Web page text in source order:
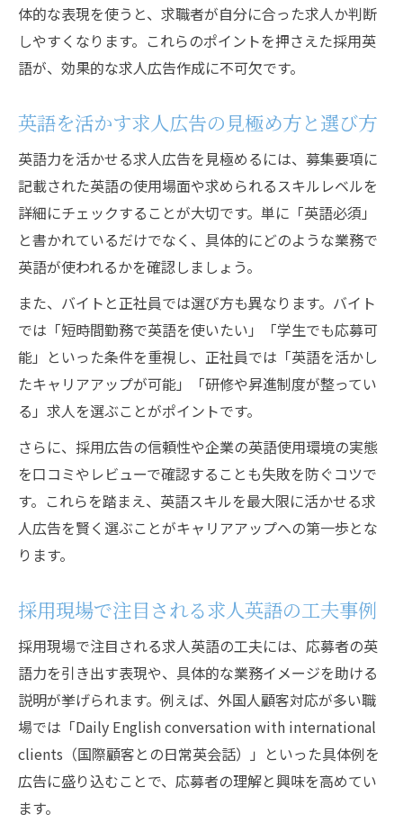
体的な表現を使うと、求職者が自分に合った求人か判断
しやすくなります。これらのポイントを押さえた採用英
語が、効果的な求人広告作成に不可欠です。
英語を活かす求人広告の見極め方と選び方
英語力を活かせる求人広告を見極めるには、募集要項に
記載された英語の使用場面や求められるスキルレベルを
詳細にチェックすることが大切です。単に「英語必須」
と書かれているだけでなく、具体的にどのような業務で
英語が使われるかを確認しましょう。
また、バイトと正社員では選び方も異なります。バイト
では「短時間勤務で英語を使いたい」「学生でも応募可
能」といった条件を重視し、正社員では「英語を活かし
たキャリアアップが可能」「研修や昇進制度が整ってい
る」求人を選ぶことがポイントです。
さらに、採用広告の信頼性や企業の英語使用環境の実態
を口コミやレビューで確認することも失敗を防ぐコツで
す。これらを踏まえ、英語スキルを最大限に活かせる求
人広告を賢く選ぶことがキャリアアップへの第一歩とな
ります。
採用現場で注目される求人英語の工夫事例
採用現場で注目される求人英語の工夫には、応募者の英
語力を引き出す表現や、具体的な業務イメージを助ける
説明が挙げられます。例えば、外国人顧客対応が多い職
場では「Daily English conversation with international
clients（国際顧客との日常英会話）」といった具体例を
広告に盛り込むことで、応募者の理解と興味を高めてい
ます。